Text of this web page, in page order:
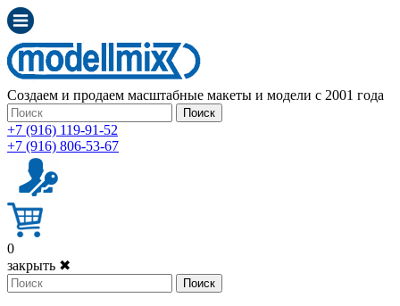
Создаем и продаем масштабные макеты и модели с 2001 года
Поиск
+7 (916) 119-91-52
+7 (916) 806-53-67
0
закрыть ✖
Поиск